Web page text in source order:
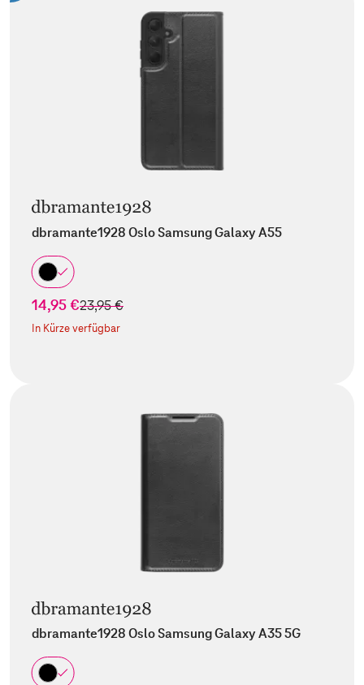
dbramante1928 Oslo Samsung Galaxy A55
14,95 €statt
23,95 €
In Kürze verfügbar
dbramante1928 Oslo Samsung Galaxy A35 5G